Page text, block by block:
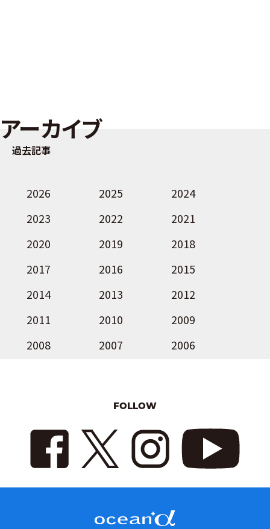
アーカイブ
過去記事
2026 2025
2024
2023
2022
2021
2020
2019
2018
2017
2016
2015
2014
2013
2012
2011
2010
2009
2008
2007 2006
FOLLOW